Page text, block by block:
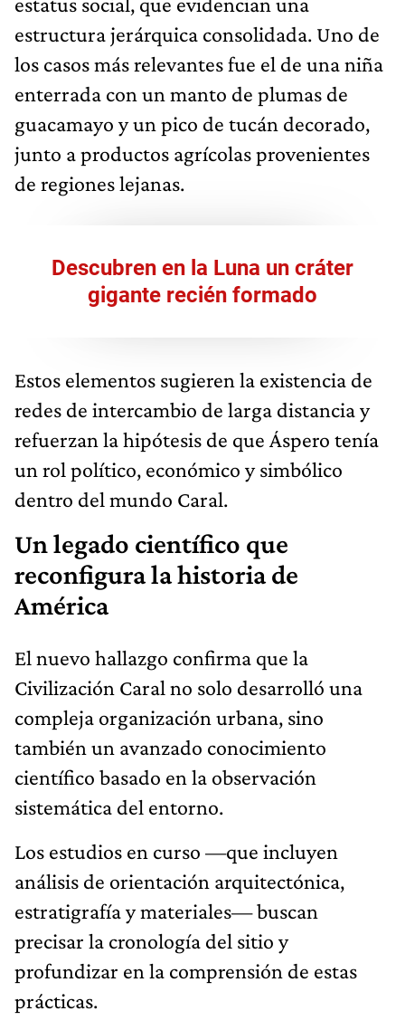
estructura jerárquica consolidada. Uno de
los casos más relevantes fue el de una niña
enterrada con un manto de plumas de
guacamayo y un pico de tucán decorado,
junto a productos agrícolas provenientes
de regiones lejanas.
Descubren en la Luna un cráter
gigante recién formado
Estos elementos sugieren la existencia de
redes de intercambio de larga distancia y
refuerzan la hipótesis de que Áspero tenía
un rol político, económico y simbólico
dentro del mundo Caral.
Un legado científico que
reconfigura la historia de
América
El nuevo hallazgo confirma que la
Civilización Caral no solo desarrolló una
compleja organización urbana, sino
también un avanzado conocimiento
científico basado en la observación
sistemática del entorno.
Los estudios en curso —que incluyen
análisis de orientación arquitectónica,
estratigrafía y materiales— buscan
precisar la cronología del sitio y
profundizar en la comprensión de estas
prácticas.